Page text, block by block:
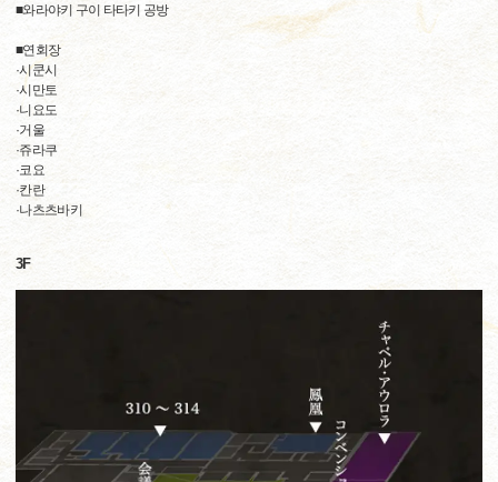
■와라야키 구이 타타키 공방
■연회장
·시쿤시
·시만토
·니요도
·거울
·쥬라쿠
·코요
·칸란
·나츠츠바키
3F